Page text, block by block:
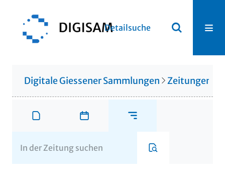
Detailsuche
Digitale Giessener Sammlungen Zeitungen